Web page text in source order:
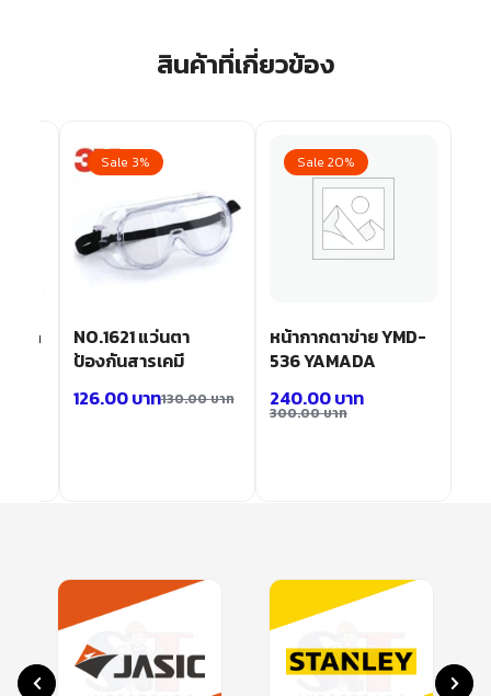
สินค้าที่เกี่ยวข้อง
รคัด
Sale 3%
NO.1621 แว่นตา
ป้องกันสารเคมี
130.00บาท
126.00บาท
Sale 20%
หน้ากากตาข่าย YMD-
536 YAMADA
300.00บาท
240.00บาท